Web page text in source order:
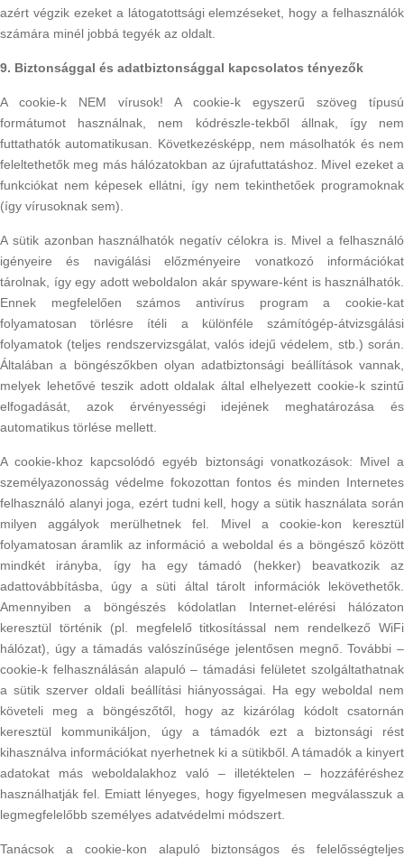
azért végzik ezeket a látogatottsági elemzéseket, hogy a felhasználók
számára minél jobbá tegyék az oldalt.
9. Biztonsággal és adatbiztonsággal kapcsolatos tényezők
A cookie-k NEM vírusok! A cookie-k egyszerű szöveg típusú
formátumot használnak, nem kódrészle-tekből állnak, így nem
futtathatók automatikusan. Következésképp, nem másolhatók és nem
feleltethetők meg más hálózatokban az újrafuttatáshoz. Mivel ezeket a
funkciókat nem képesek ellátni, így nem tekinthetőek programoknak
(így vírusoknak sem).
A sütik azonban használhatók negatív célokra is. Mivel a felhasználó
igényeire és navigálási előzményeire vonatkozó információkat
tárolnak, így egy adott weboldalon akár spyware-ként is használhatók.
Ennek megfelelően számos antivírus program a cookie-kat
folyamatosan törlésre ítéli a különféle számítógép-átvizsgálási
folyamatok (teljes rendszervizsgálat, valós idejű védelem, stb.) során.
Általában a böngészőkben olyan adatbiztonsági beállítások vannak,
melyek lehetővé teszik adott oldalak által elhelyezett cookie-k szintű
elfogadását, azok érvényességi idejének meghatározása és
automatikus törlése mellett.
A cookie-khoz kapcsolódó egyéb biztonsági vonatkozások: Mivel a
személyazonosság védelme fokozottan fontos és minden Internetes
felhasználó alanyi joga, ezért tudni kell, hogy a sütik használata során
milyen aggályok merülhetnek fel. Mivel a cookie-kon keresztül
folyamatosan áramlik az információ a weboldal és a böngésző között
mindkét irányba, így ha egy támadó (hekker) beavatkozik az
adattovábbításba, úgy a süti által tárolt információk lekövethetők.
Amennyiben a böngészés kódolatlan Internet-elérési hálózaton
keresztül történik (pl. megfelelő titkosítással nem rendelkező WiFi
hálózat), úgy a támadás valószínűsége jelentősen megnő. További –
cookie-k felhasználásán alapuló – támadási felületet szolgáltathatnak
a sütik szerver oldali beállítási hiányosságai. Ha egy weboldal nem
követeli meg a böngészőtől, hogy az kizárólag kódolt csatornán
keresztül kommunikáljon, úgy a támadók ezt a biztonsági rést
kihasználva információkat nyerhetnek ki a sütikből. A támadók a kinyert
adatokat más weboldalakhoz való – illetéktelen – hozzáféréshez
használhatják fel. Emiatt lényeges, hogy figyelmesen megválasszuk a
legmegfelelőbb személyes adatvédelmi módszert.
Tanácsok a cookie-kon alapuló biztonságos és felelősségteljes